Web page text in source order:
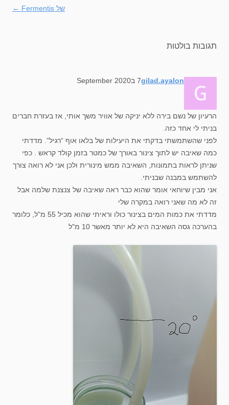
של Fermentis
←
תגובות בולטות
gilad.ayalon7 בSeptember 2020
הרעיון של נשם בירה ללא יניקה של אוויר משך אותי, אז בעזרת חברים
בניתי לי אחד כזה.
לפני שהשתמשתי בדקתי את היעילות של בלאו אוף “רגיל”. מדדתי
כמה שאיבה יש לתוך צינור באורך של כמטר בזמן קולד קראש . כפי
שניתן לראות בתמונות, השאיבה ממש מינורית ולכן אני לא רואה צורך
להשתמש במבנה שבניתי.
אני מבין שיוחאי אומר שהוא כבר ראה שאיבה של צנצנת שלמה אבל
זה לא מה שאני רואה במקרה שלי
מדדתי את כמות המים בצינור כולו וראיתי שהוא מכיל 55 מ"ל, כלומר
בהערכה גסה השאיבה היא לא יותר מאשר 10 מ"ל